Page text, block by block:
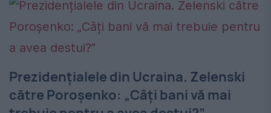
Prezidențialele din Ucraina. Zelenski
către Poroșenko: „Câți bani vă mai